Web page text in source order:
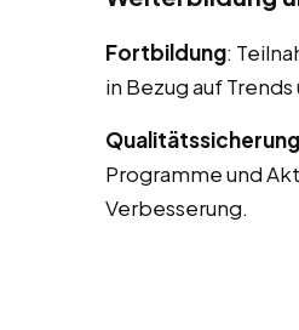
Fortbildung:
in Bezug auf
Qualitätssicherung
Programme und
Verbesserung.